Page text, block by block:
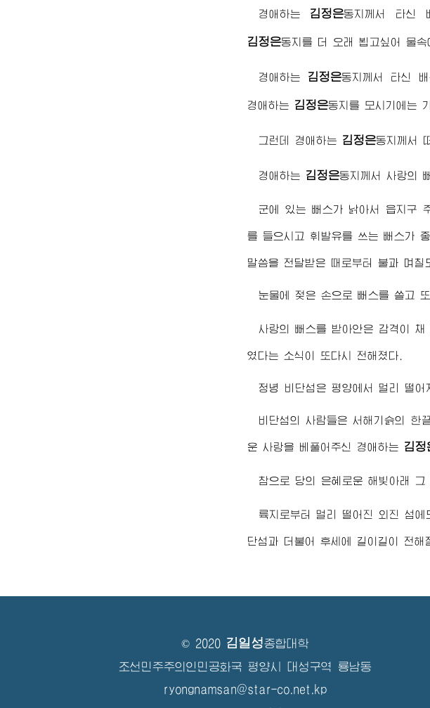
경애하는 김정은동지 께서 타신
김정은동지 를 더 오래 뵙고싶어 물속
경애하는 김정은동지 께서 타신
경애하는 김정은동지 를 모시기에는
그런데 경애하는 김정은동지 께서
경애하는 김정은동지 께서 사랑의
군에 있는 뻐스가 낡아서 읍지구
를 들으시고 휘발유를 쓰는 뻐스가
말씀을 전달받은 때로부터 불과 며칠
눈물에 젖은 손으로 뻐스를 쓸고
사랑의 뻐스를 받아안은 감격이 채
였다는 소식이 또다시 전해졌다.
정녕 비단섬은 평양에서 멀리 떨어
비단섬의 사람들은 서해기슭의 한
운 사랑을 베풀어주신 경애하는 김정
참으로 당의 은혜로운 해빛아래 그
륙지로부터 멀리 떨어진 외진 섬에
단섬과 더불어 후세에 길이길이 전해
© 2020 김일성종합대학
조선민주주의인민공화국 평양시 대성구역 룡남동
ryongnamsan@star-co.net.kp